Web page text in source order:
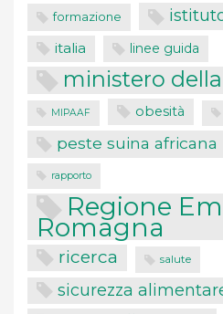
formazione
italia linee guida
ministero
MIPAAF obesità
peste suina africana
rapporto
Regione
Romagna
ricerca salute
sicurezza